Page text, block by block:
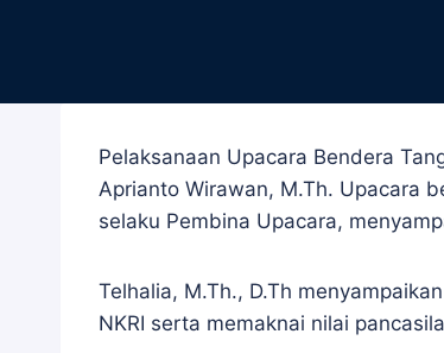
Pelaksanaan Upacara Bendera
Aprianto Wirawan, M.Th. Upacara
selaku Pembina Upacara,
Telhalia, M.Th., D.Th
NKRI serta memaknai nilai